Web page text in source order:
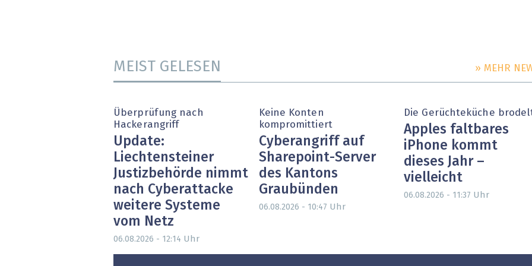
MEIST GELESEN » MEHR
Überprüfung nach
Hackerangriff
Update:
Liechtensteiner
Justizbehörde nimmt
nach Cyberattacke
weitere Systeme
vom Netz
06.08.2026 - 12:14 Uhr
Keine Konten
kompromittiert
Cyberangriff auf
Sharepoint-Server
des Kantons
Graubünden
06.08.2026 - 10:47 Uhr
Die Gerüchteküche
Apples faltbares
iPhone kommt
dieses Jahr –
vielleicht
06.08.2026 - 11:37 Uhr